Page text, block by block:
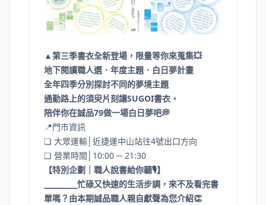
▲第三季書衣全新登場，限量等你來蒐集💥
地下閱讀職人選．年度主題．白日夢計畫
全年四季分別探討不同的夢境主題
通勤路上的須臾片刻讓SUGOI書衣，
陪伴你在誠品79做一場白日夢吧💭
📍門市資訊
❏ 大眾運輸│近捷運中山站往4號出口方向
❏ 營業時間│10:00 ─ 21:30
【特別企劃｜職人說書給你聽🎙️】
⎯⎯⎯⎯⎯⎯⎯忙碌又快速的生活步調，來不及看完書
單嗎？由本期誠品職人親自獻聲為您介紹👏